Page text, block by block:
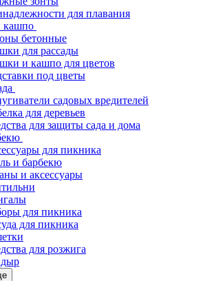
для плавания
кашпо
бетонные
для рассады
и кашпо для цветов
под цветы
садовых вредителей
для деревьев
для защиты сада и дома
для пикника
и барбекю
и аксессуары
для пикника
для пикника
для розжига